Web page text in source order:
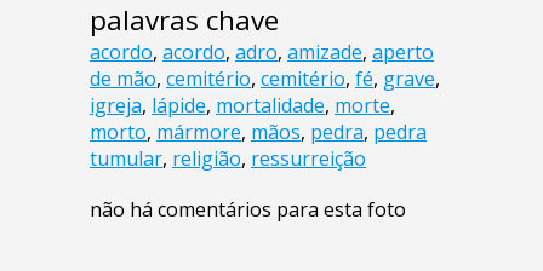
palavras chave
acordo, acordo, adro, amizade, aperto
de mão, cemitério, cemitério, fé, grave,
igreja, lápide, mortalidade, morte,
morto, mármore, mãos, pedra, pedra
tumular, religião, ressurreição
não há comentários para esta foto